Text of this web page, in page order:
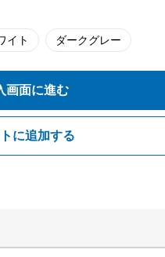
イト ダークグレー
画面に進む
に追加する